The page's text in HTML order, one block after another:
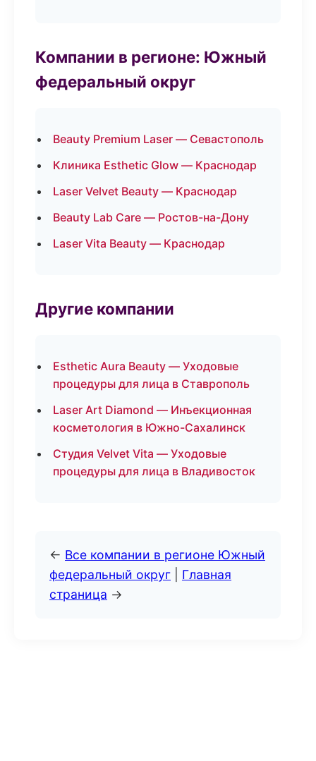
Компании в регионе: Южный
федеральный округ
Beauty Premium Laser — Севастополь
Клиника Esthetic Glow — Краснодар
Laser Velvet Beauty — Краснодар
Beauty Lab Care — Ростов-на-Дону
Laser Vita Beauty — Краснодар
Другие компании
Esthetic Aura Beauty — Уходовые
процедуры для лица в Ставрополь
Laser Art Diamond — Инъекционная
косметология в Южно-Сахалинск
Студия Velvet Vita — Уходовые
процедуры для лица в Владивосток
← Все компании в регионе Южный
федеральный округ
Главная
страница →